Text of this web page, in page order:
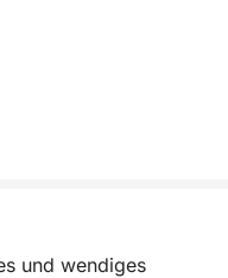
und wendiges